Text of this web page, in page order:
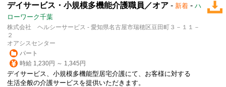
デイサービス・小規模多機能介護職員／オア - 新着 - ハ
ローワーク千葉
株式会社 ヘルシーサービス - 愛知県名古屋市瑞穂区豆田町３－１１－
２
オアシスセンター
パート
時給 1,230円 ～ 1,345円
デイサービス、小規模多機能型居宅介護にて、お客様に対する
生活全般の介護サービスを提供いただきます。